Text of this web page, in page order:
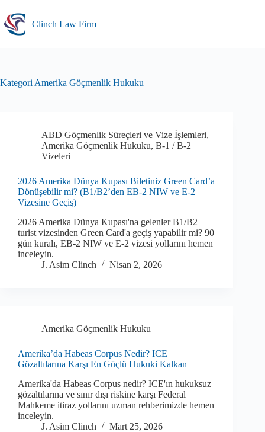
content
Clinch Law Firm
Kategori Amerika Göçmenlik Hukuku
ABD Göçmenlik Süreçleri ve Vize İşlemleri,
Amerika Göçmenlik Hukuku, B-1 / B-2
Vizeleri
2026 Amerika Dünya Kupası Biletiniz Green Card’a
Dönüşebilir mi? (B1/B2’den EB-2 NIW ve E-2
Vizesine Geçiş)
2026 Amerika Dünya Kupası'na gelenler B1/B2
turist vizesinden Green Card'a geçiş yapabilir mi? 90
gün kuralı, EB-2 NIW ve E-2 vizesi yollarını hemen
inceleyin.
J. Asim Clinch
Nisan 2, 2026
Amerika Göçmenlik Hukuku
Amerika’da Habeas Corpus Nedir? ICE
Gözaltılarına Karşı En Güçlü Hukuki Kalkan
Amerika'da Habeas Corpus nedir? ICE'ın hukuksuz
gözaltılarına ve sınır dışı riskine karşı Federal
Mahkeme itiraz yollarını uzman rehberimizde hemen
inceleyin.
J. Asim Clinch
Mart 25, 2026